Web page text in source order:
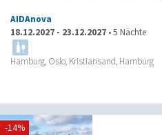
AIDAnova
18.12.2027 - 23.12.2027 •5 Nächte
Hamburg, Oslo, Kristiansand, Hamburg
-14%